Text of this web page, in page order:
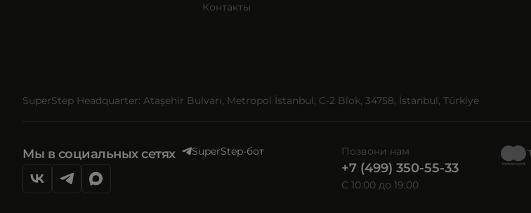
Контакты
SuperStep Headquarter: Ataşehir Bulvarı, Metropol İstanbul, C-2 Blok, 34758, İstanbul, Türkiye
Мы в социальных сетях SuperStep-бот Позвони нам
+7 (499) 350-55-33
C 10:00 до 19:00